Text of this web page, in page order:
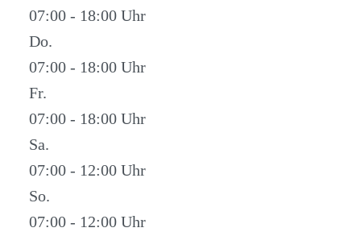
07:00 - 18:00
Do.
07:00 - 18:00
Fr.
07:00 - 18:00
Sa.
07:00 - 12:00
So.
07:00 - 12:00